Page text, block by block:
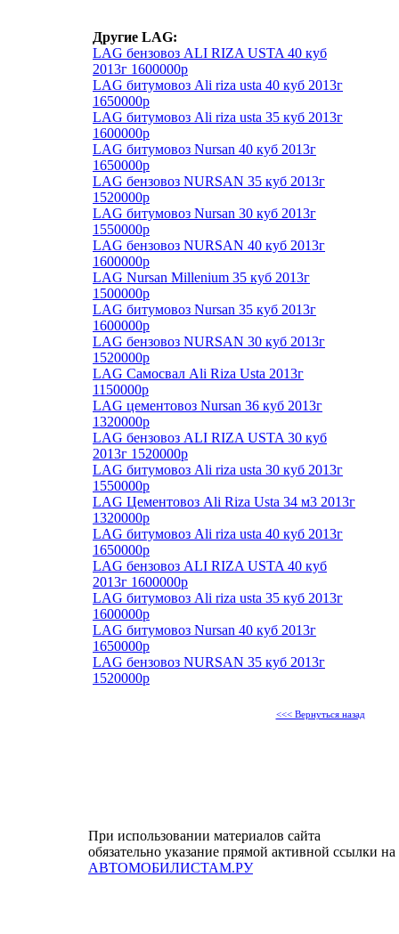
Другие LAG:
LAG бензовоз ALI RIZA USTA 40 куб
2013г 1600000р
LAG битумовоз Ali riza usta 40 куб 2013г
1650000р
LAG битумовоз Ali riza usta 35 куб 2013г
1600000р
LAG битумовоз Nursan 40 куб 2013г
1650000р
LAG бензовоз NURSAN 35 куб 2013г
1520000р
LAG битумовоз Nursan 30 куб 2013г
1550000р
LAG бензовоз NURSAN 40 куб 2013г
1600000р
LAG Nursan Millenium 35 куб 2013г
1500000р
LAG битумовоз Nursan 35 куб 2013г
1600000р
LAG бензовоз NURSAN 30 куб 2013г
1520000р
LAG Самосвал Ali Riza Usta 2013г
1150000р
LAG цементовоз Nursan 36 куб 2013г
1320000р
LAG бензовоз ALI RIZA USTA 30 куб
2013г 1520000р
LAG битумовоз Ali riza usta 30 куб 2013г
1550000р
LAG Цементовоз Ali Riza Usta 34 м3 2013г
1320000р
LAG битумовоз Ali riza usta 40 куб 2013г
1650000р
LAG бензовоз ALI RIZA USTA 40 куб
2013г 1600000р
LAG битумовоз Ali riza usta 35 куб 2013г
1600000р
LAG битумовоз Nursan 40 куб 2013г
1650000р
LAG бензовоз NURSAN 35 куб 2013г
1520000р
<<< Вернуться назад
При использовании материалов сайта
обязательно указание прямой активной ссылки на
АВТОМОБИЛИСТАМ.РУ